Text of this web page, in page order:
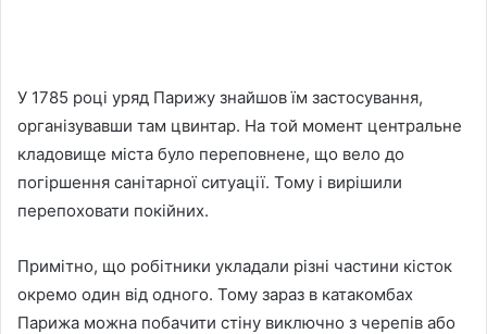
У 1785 році уряд Парижу знайшов їм застосування,
організувавши там цвинтар. На той момент центральне
кладовище міста було переповнене, що вело до
погіршення санітарної ситуації. Тому і вирішили
перепоховати покійних.
Примітно, що робітники укладали різні частини кісток
окремо один від одного. Тому зараз в катакомбах
Парижа можна побачити стіну виключно з черепів або